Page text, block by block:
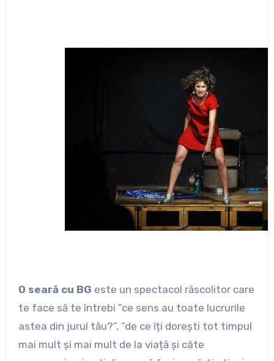
O seară cu BG este un spectacol răscolitor care
te face să te întrebi ”ce sens au toate lucrurile
astea din jurul tău?”, ”de ce îți dorești tot timpul
mai mult și mai mult de la viață și câte